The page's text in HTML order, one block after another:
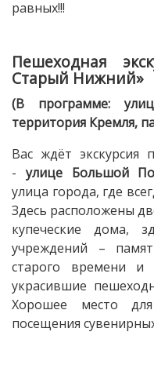
равных!!!
Пешеходная
Старый Нижний»
(В программе:
территория Кремля,
Вас ждёт экскурсия
- улице Большой
улица города, где
Здесь расположены
купеческие дома,
учреждений –
старого времени и
украсившие
Хорошее место
посещения